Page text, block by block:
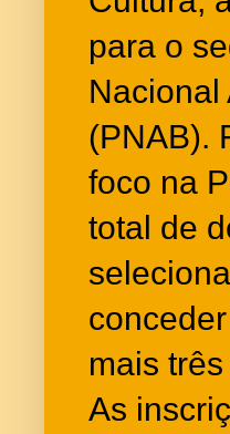
para o
Nacional
(PNAB).
foco na
total de
mais
As